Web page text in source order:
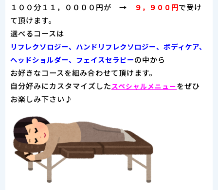
１００分１１，００００円が → ９，９００円で受け
て頂けます。
選べるコースは
リフレクソロジー、ハンドリフレクソロジー、ボディケア、
ヘッドショルダー、フェイスセラピーの中から
お好きなコースを組み合わせて頂けます。
自分好みにカスタマイズしたスペシャルメニューをぜひ
お楽しみ下さい♪